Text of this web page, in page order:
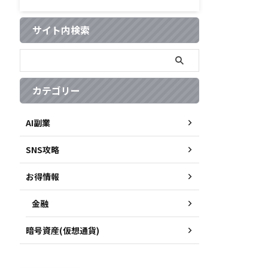
サイト内検索
カテゴリー
AI副業
SNS攻略
お得情報
金融
暗号資産(仮想通貨)